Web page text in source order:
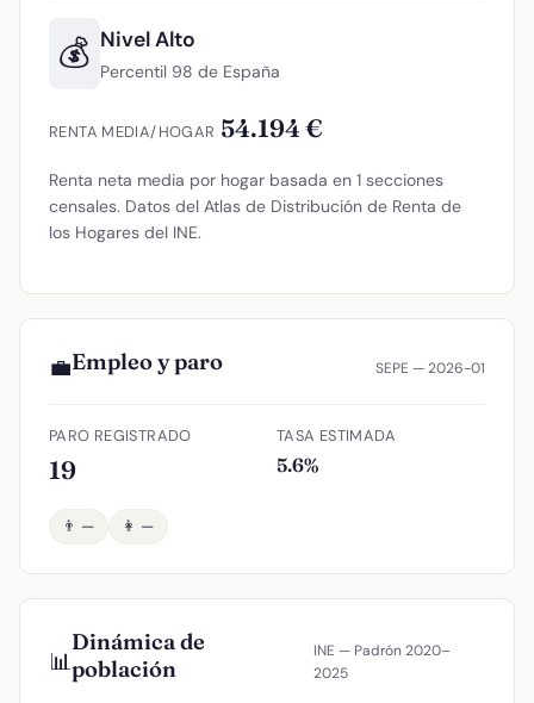
💰 Nivel Alto
Percentil 98 de España
RENTA MEDIA/HOGAR 54.194 €
Renta neta media por hogar basada en 1 secciones
censales. Datos del Atlas de Distribución de Renta de
los Hogares del INE.
💼Empleo y paro SEPE — 2026-01
PARO REGISTRADO
19
TASA ESTIMADA
5.6%
👨 — 👩 —
📊
Dinámica de
población
INE — Padrón 2020–
2025